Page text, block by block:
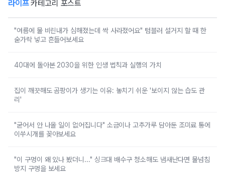
라이프카테고리 포스트
"여름에 물 비린내가 심해졌는데 싹 사라졌어요" 텀블러 설거지 할 때 한
숟가락 넣고 흔들어보세요
40대에 돌아본 2030을 위한 인생 법칙과 실행의 가치
집이 깨끗해도 곰팡이가 생기는 이유: 놓치기 쉬운 '보이지 않는 습도 관
리'
"굳어서 안 나올 일이 없어집니다" 소금이나 고추가루 담아둔 조미료 통에
이쑤시개를 꽂아보세요
"이 구멍이 왜 있나 봤더니..." 싱크대 배수구 청소해도 냄새난다면 물넘침
방지 구멍을 보세요